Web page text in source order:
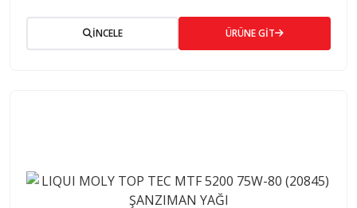
İNCELE ÜRÜNE GİT